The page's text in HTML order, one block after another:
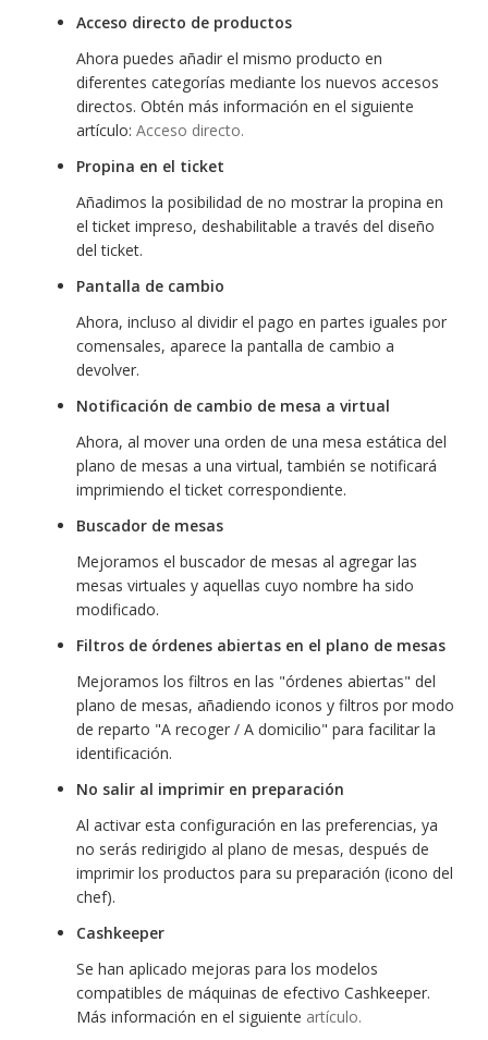
Acceso directo de productos
Ahora puedes añadir el mismo producto en
diferentes categorías mediante los nuevos accesos
directos. Obtén más información en el siguiente
artículo: Acceso directo.
Propina en el ticket
Añadimos la posibilidad de no mostrar la propina en
el ticket impreso, deshabilitable a través del diseño
del ticket.
Pantalla de cambio
Ahora, incluso al dividir el pago en partes iguales por
comensales, aparece la pantalla de cambio a
devolver.
Notificación de cambio de mesa a virtual
Ahora, al mover una orden de una mesa estática del
plano de mesas a una virtual, también se notificará
imprimiendo el ticket correspondiente.
Buscador de mesas
Mejoramos el buscador de mesas al agregar las
mesas virtuales y aquellas cuyo nombre ha sido
modificado.
Filtros de órdenes abiertas en el plano de mesas
Mejoramos los filtros en las "órdenes abiertas" del
plano de mesas, añadiendo iconos y filtros por modo
de reparto "A recoger / A domicilio" para facilitar la
identificación.
No salir al imprimir en preparación
Al activar esta configuración en las preferencias, ya
no serás redirigido al plano de mesas, después de
imprimir los productos para su preparación (icono del
chef).
Cashkeeper
Se han aplicado mejoras para los modelos
compatibles de máquinas de efectivo Cashkeeper.
Más información en el siguiente artículo.